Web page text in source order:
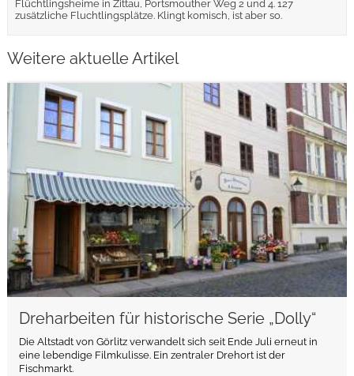
Flüchtlingsheime in Zittau, Portsmouther Weg 2 und 4. 127
zusätzliche Fluchtlingsplätze. Klingt komisch, ist aber so.
Weitere aktuelle Artikel
Dreharbeiten für historische Serie „Dolly“
Die Altstadt von Görlitz verwandelt sich seit Ende Juli erneut in
eine lebendige Filmkulisse. Ein zentraler Drehort ist der
Fischmarkt.
weiterlesen